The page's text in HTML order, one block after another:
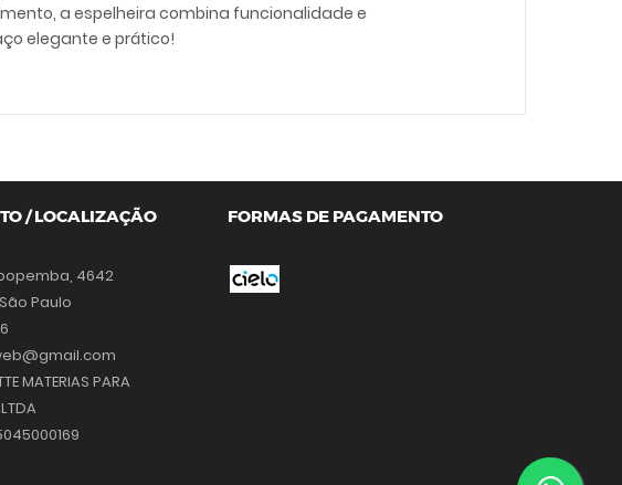
a espelheira combina funcionalidade e
elegante e prático!
/ LOCALIZAÇÃO
4642
Paulo
MATERIAS PARA
FORMAS DE PAGAMENTO